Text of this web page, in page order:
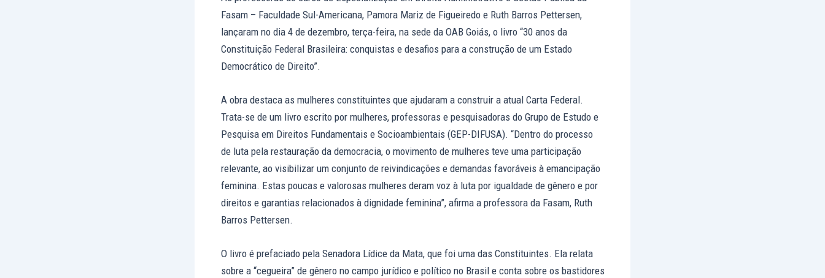
Fasam – Faculdade Sul-Americana, Pamora Mariz de Figueiredo e Ruth Barros Pettersen,
lançaram no dia 4 de dezembro, terça-feira, na sede da OAB Goiás, o livro “30 anos da
Constituição Federal Brasileira: conquistas e desafios para a construção de um Estado
Democrático de Direito”.
A obra destaca as mulheres constituintes que ajudaram a construir a atual Carta Federal.
Trata-se de um livro escrito por mulheres, professoras e pesquisadoras do Grupo de Estudo e
Pesquisa em Direitos Fundamentais e Socioambientais (GEP-DIFUSA). “Dentro do processo
de luta pela restauração da democracia, o movimento de mulheres teve uma participação
relevante, ao visibilizar um conjunto de reivindicações e demandas favoráveis à emancipação
feminina. Estas poucas e valorosas mulheres deram voz à luta por igualdade de gênero e por
direitos e garantias relacionados à dignidade feminina”, afirma a professora da Fasam, Ruth
Barros Pettersen.
O livro é prefaciado pela Senadora Lídice da Mata, que foi uma das Constituintes. Ela relata
sobre a “cegueira” de gênero no campo jurídico e político no Brasil e conta sobre os bastidores